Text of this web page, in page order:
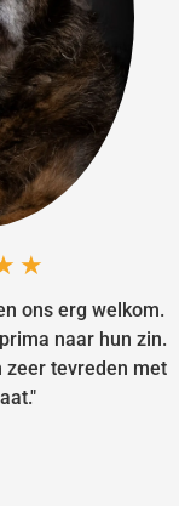
ons erg welkom.
naar hun zin.
zeer tevreden met